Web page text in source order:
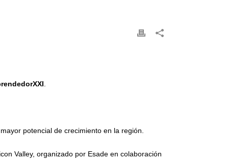
potencial de crecimiento en la región.
Valley, organizado por Esade en colaboración